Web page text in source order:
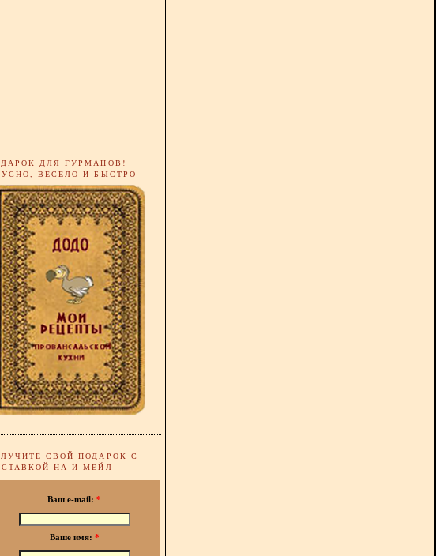
ДЛЯ ГУРМАНОВ!
ВЕСЕЛО И БЫСТРО
СВОЙ ПОДАРОК С
НА И-МЕЙЛ
Ваш e-mail: *
Ваше имя: *